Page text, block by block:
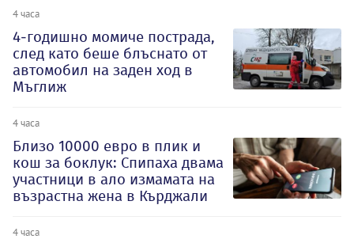
4 часа
4-годишно момиче пострада,
след като беше блъснато от
автомобил на заден ход в
Мъглиж
4 часа
Близо 10000 евро в плик и
кош за боклук: Спипаха двама
участници в ало измамата на
възрастна жена в Кърджали
4 часа